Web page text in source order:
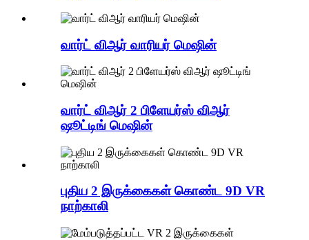
வார்ட் விஆர் வாரியர் மெஷின்
வார்ட் விஆர் 2 பிளேயர்ஸ் விஆர்
ஷூட்டிங் மெஷின்
புதிய 2 இருக்கைகள் கொண்ட 9D VR
நாற்காலி